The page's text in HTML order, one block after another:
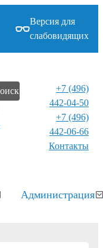
Версия для
слабовидящих
+7 (496)
442-04-50
+7 (496)
442-06-66
Контакты⁠
Администрация